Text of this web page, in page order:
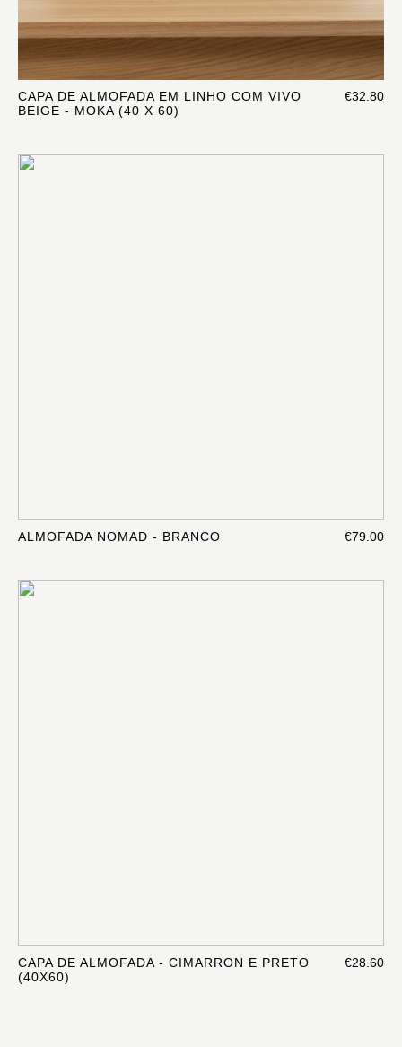
CAPA DE ALMOFADA EM LINHO COM VIVO
BEIGE - MOKA (40 X 60)
€32.80
ALMOFADA NOMAD - BRANCO €79.00
CAPA DE ALMOFADA - CIMARRON E PRETO
(40X60)
€28.60